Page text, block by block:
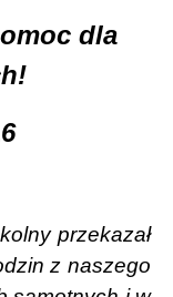
dla
przekazał
z naszego